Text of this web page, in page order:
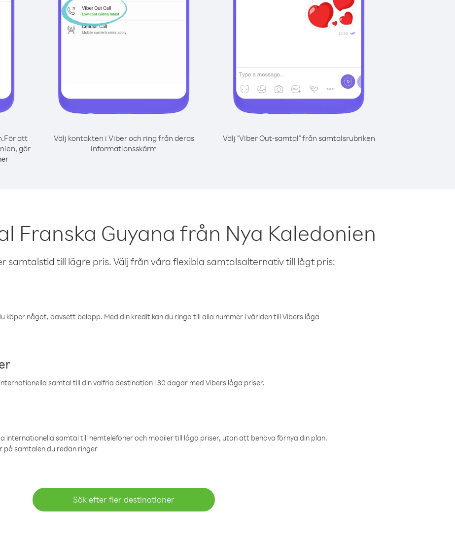
För att
gör
Välj kontakten i Viber och ring från deras
informationsskärm
Välj "Viber Out-samtal" från samtalsrubriken
Franska Guyana från Nya Kaledonien
samtalstid till lägre pris. Välj från våra flexibla samtalsalternativ till lågt pris:
köper något, oavsett belopp. Med din kredit kan du ringa till alla nummer i världen till Vibers låga
samtal till din valfria destination i 30 dagar med Vibers låga priser.
internationella samtal till hemtelefoner och mobiler till låga priser, utan att behöva förnya din plan.
på samtalen du redan ringer
Sök efter fler destinationer